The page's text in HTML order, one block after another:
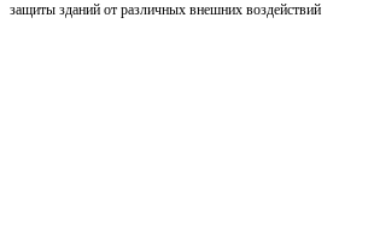
защиты зданий от различных внешних воздействий